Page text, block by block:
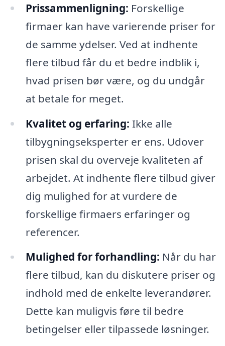
Prissammenligning: Forskellige
firmaer kan have varierende priser for
de samme ydelser. Ved at indhente
flere tilbud får du et bedre indblik i,
hvad prisen bør være, og du undgår
at betale for meget.
Kvalitet og erfaring: Ikke alle
tilbygningseksperter er ens. Udover
prisen skal du overveje kvaliteten af
arbejdet. At indhente flere tilbud giver
dig mulighed for at vurdere de
forskellige firmaers erfaringer og
referencer.
Mulighed for forhandling: Når du har
flere tilbud, kan du diskutere priser og
indhold med de enkelte leverandører.
Dette kan muligvis føre til bedre
betingelser eller tilpassede løsninger.